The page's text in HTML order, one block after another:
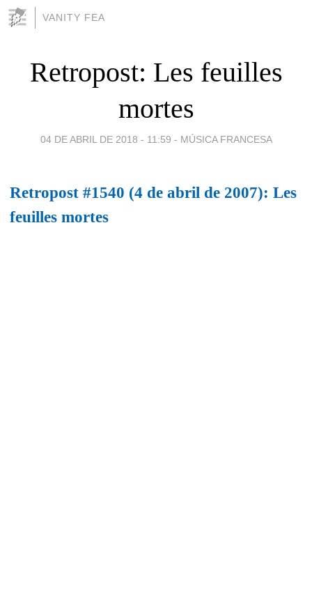
VANITY FEA
Retropost: Les feuilles
mortes
04 DE ABRIL DE 2018 - 11:59 - MÚSICA FRANCESA
Retropost #1540 (4 de abril de 2007): Les
feuilles mortes